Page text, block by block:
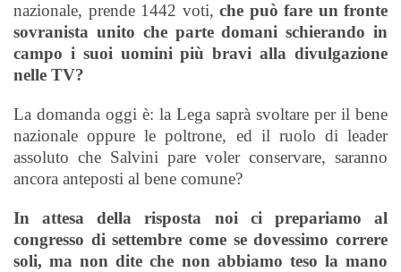
nazionale, prende 1442 voti, che può fare un fronte
sovranista unito che parte domani schierando in
campo i suoi uomini più bravi alla divulgazione
nelle TV?
La domanda oggi è: la Lega saprà svoltare per il bene
nazionale oppure le poltrone, ed il ruolo di leader
assoluto che Salvini pare voler conservare, saranno
ancora anteposti al bene comune?
In attesa della risposta noi ci prepariamo al
congresso di settembre come se dovessimo correre
soli, ma non dite che non abbiamo teso la mano